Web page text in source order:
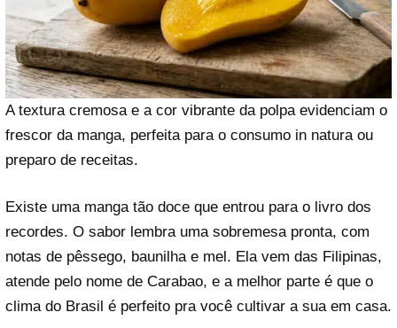
A textura cremosa e a cor vibrante da polpa evidenciam o
frescor da manga, perfeita para o consumo in natura ou
preparo de receitas.
Existe uma manga tão doce que entrou para o livro dos
recordes. O sabor lembra uma sobremesa pronta, com
notas de pêssego, baunilha e mel. Ela vem das Filipinas,
atende pelo nome de Carabao, e a melhor parte é que o
clima do Brasil é perfeito pra você cultivar a sua em casa.